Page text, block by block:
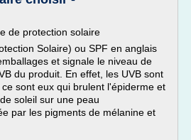
de protection solaire
Solaire) ou SPF en anglais
et signale le niveau de
du produit. En effet, les UVB sont
sont eux qui brulent l'épiderme et
soleil sur une peau
par les pigments de mélanine et